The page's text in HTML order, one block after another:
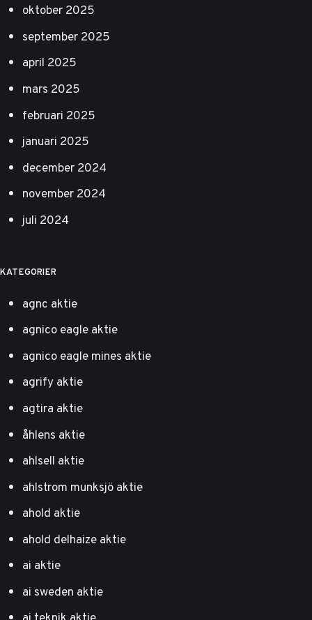
oktober 2025
september 2025
april 2025
mars 2025
februari 2025
januari 2025
december 2024
november 2024
juli 2024
KATEGORIER
agnc aktie
agnico eagle aktie
agnico eagle mines aktie
agrify aktie
agtira aktie
åhlens aktie
ahlsell aktie
ahlstrom munksjö aktie
ahold aktie
ahold delhaize aktie
ai aktie
ai sweden aktie